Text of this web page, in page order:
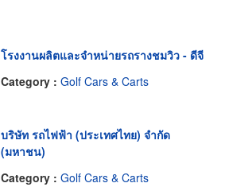
โรงงานผลิตและจำหน่ายรถรางชมวิว - ดีจี
Category : Golf Cars & Carts
บริษัท รถไฟฟ้า (ประเทศไทย) จำกัด
(มหาชน)
Category : Golf Cars & Carts